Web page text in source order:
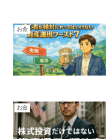
お金
お金